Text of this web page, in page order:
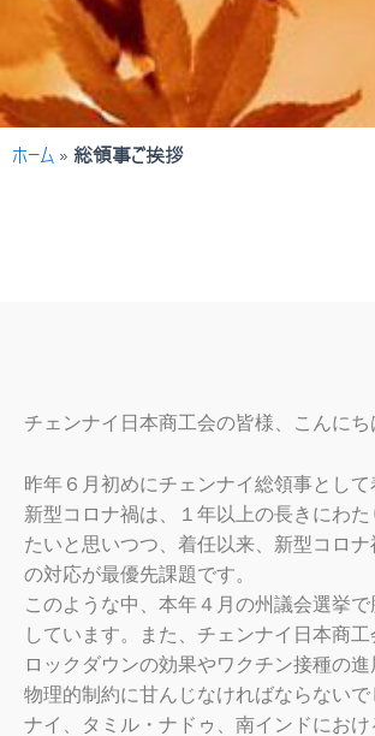
ホーム » 総領事ご挨拶
チェンナイ日本商工会の皆様、こんにち
昨年６月初めにチェンナイ総領事とし
新型コロナ禍は、１年以上の長きにわ
たいと思いつつ、着任以来、新型コロ
の対応が最優先課題です。
このような中、本年４月の州議会選挙
しています。また、チェンナイ日本商
ロックダウンの効果やワクチン接種の
物理的制約に甘んじなければならない
ナイ、タミル・ナドゥ、南インドにお